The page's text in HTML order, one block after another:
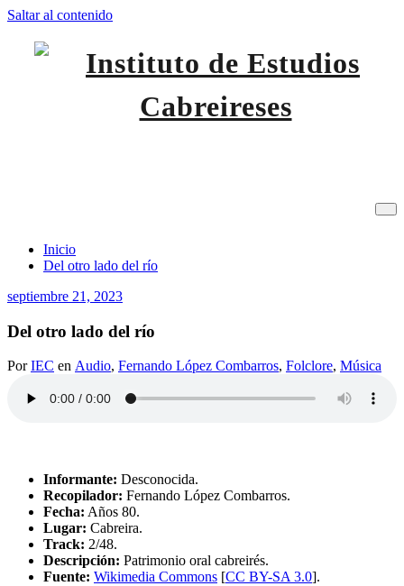
Saltar al contenido
Inicio
Del otro lado del río
septiembre 21, 2023
Del otro lado del río
PorIEC en Audio, Fernando López Combarros, Folclore, Música
Informante: Desconocida.
Recopilador: Fernando López Combarros.
Fecha: Años 80.
Lugar: Cabreira.
Track: 2/48.
Descripción: Patrimonio oral cabreirés.
Fuente: Wikimedia Commons [CC BY-SA 3.0].